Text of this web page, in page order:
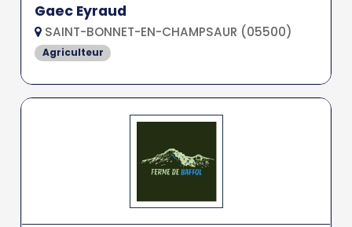
Gaec Eyraud
SAINT-BONNET-EN-CHAMPSAUR (05500)
Agriculteur